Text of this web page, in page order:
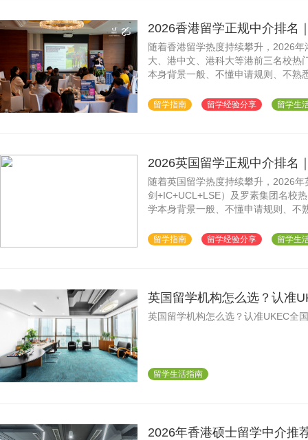
2026香港留学正规中介排名
随着香港留学热度持续攀升，2026
大、港中文、港科大等港前三名校热
本身背景一般、不懂申请规则、不熟
留学指南 留学经验分享 留学生
2026英国留学正规中介排名
随着英国留学热度持续攀升，2026
剑+IC+UCL+LSE）及罗素集团名校
学本身背景一般、不懂申请规则、不
留学指南 留学经验分享 留学生
英国留学机构怎么选？认准
手可及！
英国留学机构怎么选？认准UKEC全
留学生活指南
2026年香港硕士留学中介推